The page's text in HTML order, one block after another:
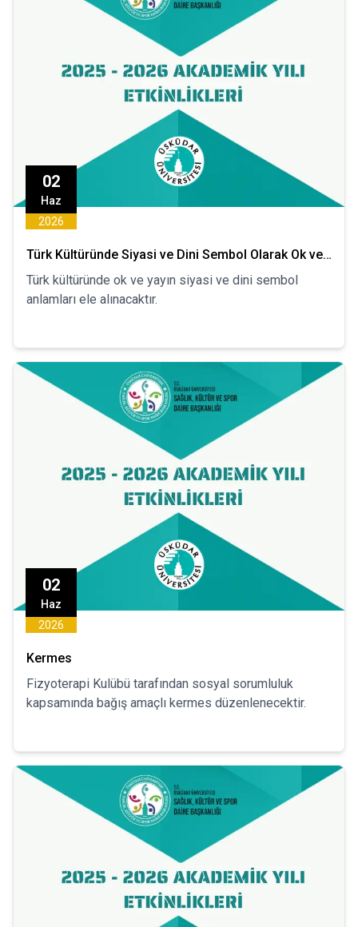
02
Haz
2026
Türk Kültüründe Siyasi ve Dini Sembol Olarak Ok ve
Yay
Türk kültüründe ok ve yayın siyasi ve dini sembol
anlamları ele alınacaktır.
02
Haz
2026
Kermes
Fizyoterapi Kulübü tarafından sosyal sorumluluk
kapsamında bağış amaçlı kermes düzenlenecektir.